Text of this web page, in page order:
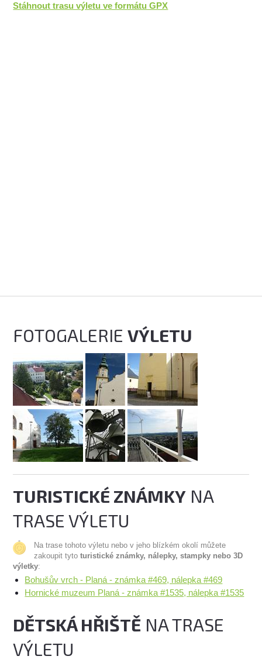
Stáhnout trasu výletu ve formátu GPX
FOTOGALERIEVÝLETU
TURISTICKÉ ZNÁMKY NA
TRASE VÝLETU
Na trase tohoto výletu nebo v jeho blízkém okolí můžete
zakoupit tytoturistické známky, nálepky, stampky nebo 3D
výletky:
Bohušův vrch - Planá - známka #469, nálepka #469
Hornické muzeum Planá - známka #1535, nálepka #1535
DĚTSKÁ HŘIŠTĚ NA TRASE
VÝLETU